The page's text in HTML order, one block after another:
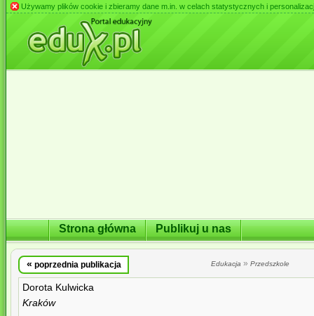
Używamy plików cookie i zbieramy dane m.in. w celach statystycznych i
Strona główna Publikuj u nas
« poprzednia publikacja Edukacja » Przedszkole
Dorota Kulwicka
Kraków